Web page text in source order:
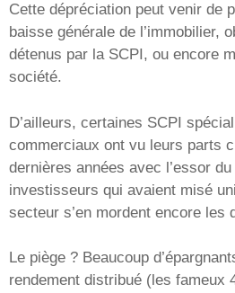
Cette dépréciation peut venir de
baisse générale de l’immobilier,
détenus par la SCPI, ou encore
société.
D’ailleurs, certaines SCPI
commerciaux ont vu leurs parts
dernières années avec l’essor
investisseurs qui avaient misé
secteur s’en mordent encore les
Le piège ? Beaucoup
rendement distribué (les fameux